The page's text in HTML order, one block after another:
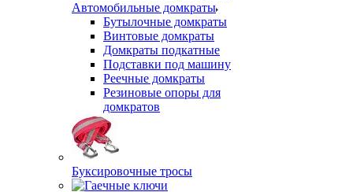
Автомобильные домкраты
Бутылочные домкраты
Винтовые домкраты
Домкраты подкатные
Подставки под машину
Реечные домкраты
Резиновые опоры для
домкратов
Буксировочные тросы